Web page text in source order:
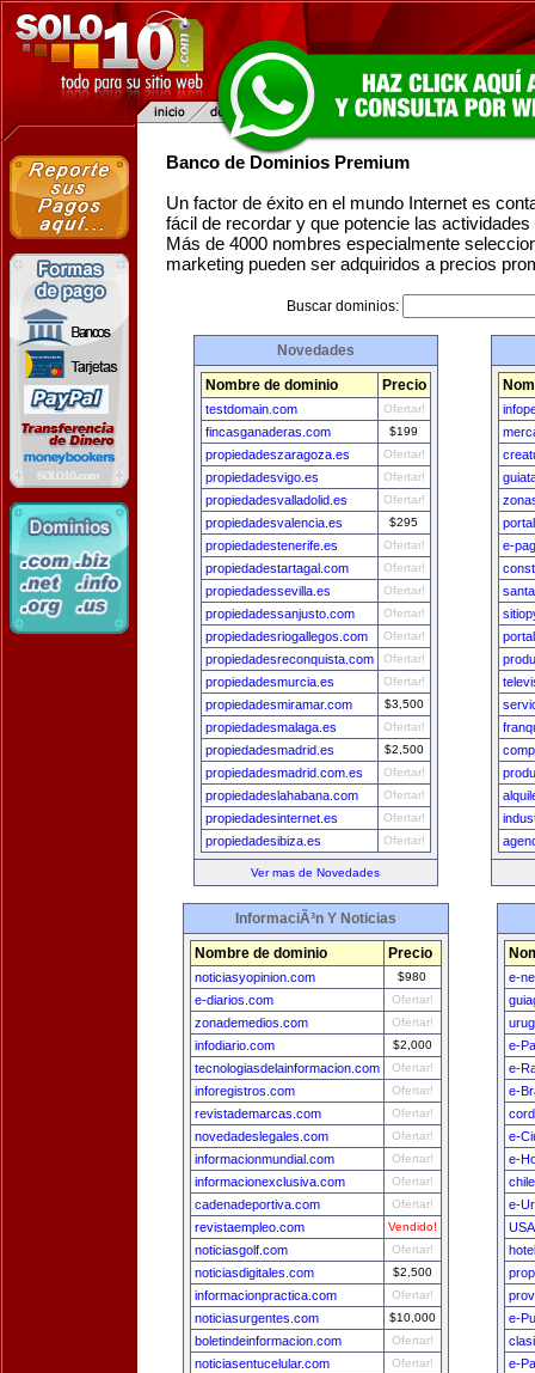
Banco de Dominios Premium
Un factor de éxito en el mundo Internet es
fácil de recordar y que potencie las
Más de 4000 nombres especialmente
marketing pueden ser adquiridos a precios
Buscar dominios:
Novedades
Nombre de dominio Precio
testdomain.com Ofertar!
fincasganaderas.com $199
propiedadeszaragoza.es Ofertar!
propiedadesvigo.es Ofertar!
propiedadesvalladolid.es Ofertar!
propiedadesvalencia.es $295
propiedadestenerife.es Ofertar!
propiedadestartagal.com Ofertar!
propiedadessevilla.es Ofertar!
propiedadessanjusto.com Ofertar!
propiedadesriogallegos.com Ofertar!
propiedadesreconquista.com Ofertar!
propiedadesmurcia.es Ofertar!
propiedadesmiramar.com $3,500
propiedadesmalaga.es Ofertar!
propiedadesmadrid.es $2,500
propiedadesmadrid.com.es Ofertar!
propiedadeslahabana.com Ofertar!
propiedadesinternet.es Ofertar!
propiedadesibiza.es Ofertar!
Ver mas de Novedades
e-
InformaciÃ³n Y Noticias
Nombre de dominio Precio
noticiasyopinion.com $980
e-diarios.com Ofertar!
zonademedios.com Ofertar!
infodiario.com $2,000
tecnologiasdelainformacion.com Ofertar!
inforegistros.com Ofertar!
revistademarcas.com Ofertar!
novedadeslegales.com Ofertar!
informacionmundial.com Ofertar!
informacionexclusiva.com Ofertar!
cadenadeportiva.com Ofertar!
revistaempleo.com Vendido!
noticiasgolf.com Ofertar!
noticiasdigitales.com $2,500
informacionpractica.com Ofertar!
noticiasurgentes.com $10,000
boletindeinformacion.com Ofertar!
noticiasentucelular.com Ofertar!
e-
e-
e-
e-
e-
e-
e-
e-
e-